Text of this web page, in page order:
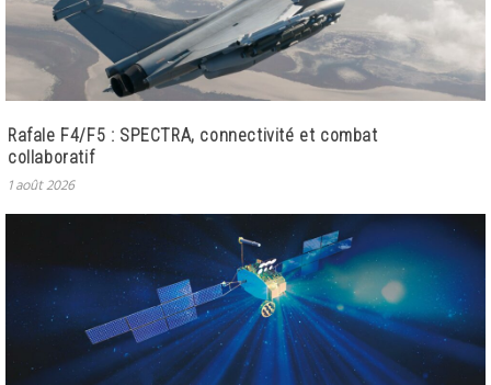
Rafale F4/F5 : SPECTRA, connectivité et combat
collaboratif
1 août 2026